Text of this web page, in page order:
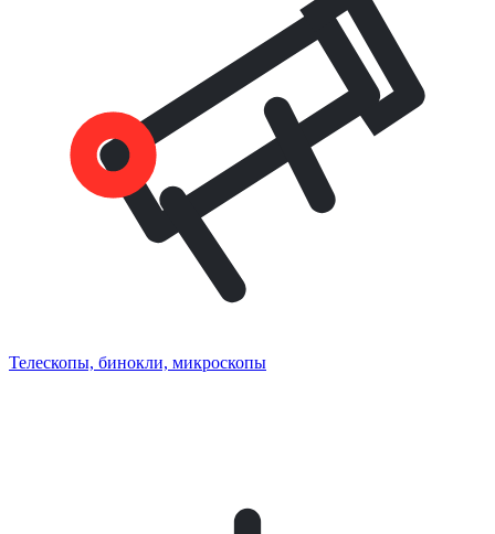
Телескопы, бинокли, микроскопы